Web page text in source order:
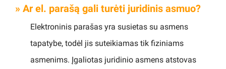
» Ar el. parašą gali turėti juridinis asmuo?
Elektroninis parašas yra susietas su asmens
tapatybe, todėl jis suteikiamas tik fiziniams
asmenims. Įgaliotas juridinio asmens atstovas